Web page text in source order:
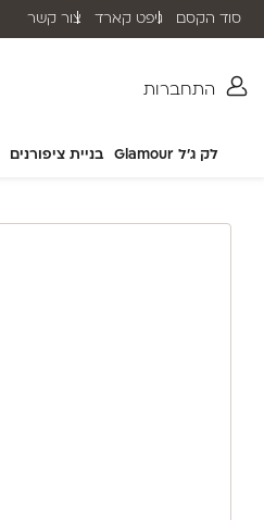
התחברות
לק ג'ל Glamour בניית ציפורנים
שליח עד הבית תוך 2-5 ימי עסקים סוד הקסם גיפט קארד צור קשר